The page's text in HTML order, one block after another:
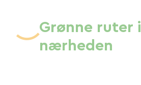
Grønne ruter i
nærheden